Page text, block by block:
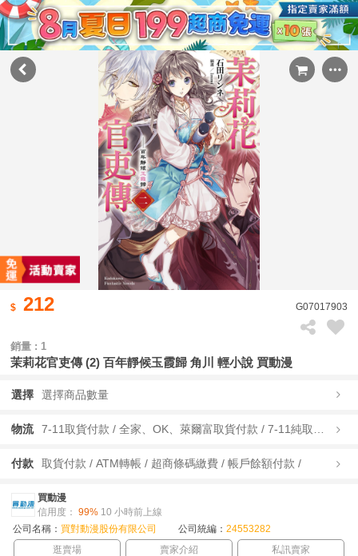
212 G07017903
銷量 : 1
茉莉花官吏傳 (2) 百年靜候玉霞歸 角川 輕小說 買動漫
選擇 選擇商品數量
物流
付款 取貨付款 / ATM轉帳 / 超商條碼繳費 / 帳戶餘額付款 /
買動漫
信用度： 99% 10 小時前上線
公司名稱： 買對動漫股份有限公司 公司統編： 24553282
逛賣場
賣家介紹 私訊賣家